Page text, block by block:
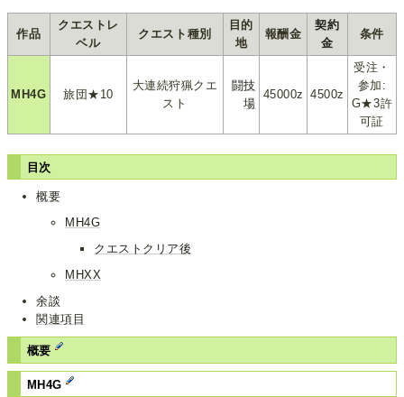
作品
クエストレ
ベル
クエスト種別
目的
地
報酬金
契約
金
条件
MH4G 旅団★10
大連続狩猟クエ
スト
闘技
場
45000z 4500z
受注・
参加:
G★3許
可証
目次
概要
MH4G
クエストクリア後
MHXX
余談
関連項目
概要
MH4G